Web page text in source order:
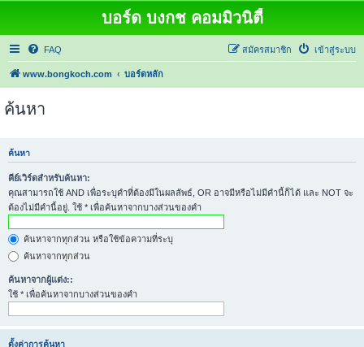
บอร์ด บงกช คอมมิวนิตี้
FAQ เข้าสู่ระบบ
สมัครสมาชิก
www.bongkoch.com บอร์ดหลัก
ค้นหา
ค้นหา
คีย์เวิร์ดสำหรับค้นหา:
คุณสามารถใช้ AND เพื่อระบุคำที่ต้องมีในผลลัพธ์, OR อาจมีหรือไม่มีคำนี้ก็ได้ และ NOT จะ
ต้องไม่มีคำนี้อยู่. ใช้ * เพื่อค้นหาจากบางส่วนของคำ
ค้นหาจากทุกส่วน หรือใช้ข้อความที่ระบุ
ค้นหาจากทุกส่วน
ค้นหาจากผู้แต่ง::
ใช้ * เพื่อค้นหาจากบางส่วนของคำ
ตั้งค่าการค้นหา